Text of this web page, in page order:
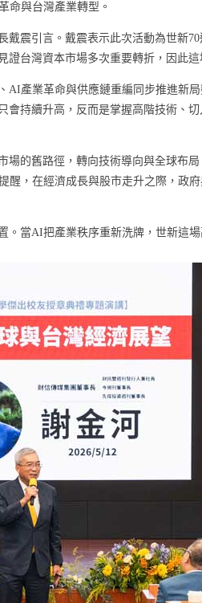
命與台灣產業轉型。
震引言。戴震表示此次活動為世新
台灣資本市場多次重要轉折，因此
產業革命與供應鏈重編同步推進新
持續升高，反而是掌握高階技術、
的舊路徑，轉向技術導向與全球布
，在經濟成長與股市走升之際，政
當AI把產業秩序重新洗牌，世新這